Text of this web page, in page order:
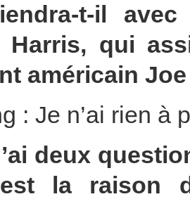
t-il
Harris, qui
américain
: Je n’ai rien à
deux
la raison